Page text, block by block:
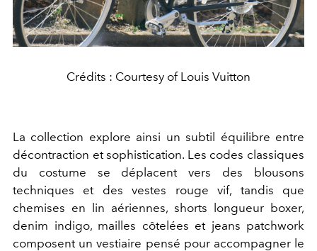
Crédits : Courtesy of Louis Vuitton
La collection explore ainsi un subtil équilibre entre
décontraction et sophistication. Les codes classiques
du costume se déplacent vers des blousons
techniques et des vestes rouge vif, tandis que
chemises en lin aériennes, shorts longueur boxer,
denim indigo, mailles côtelées et jeans patchwork
composent un vestiaire pensé pour accompagner le